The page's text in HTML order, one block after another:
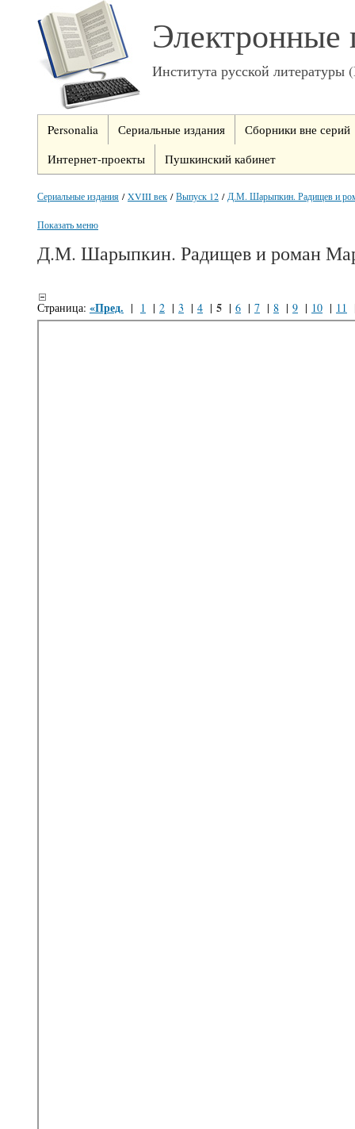
Электронные
Института русской
Personalia Сериальные издания
Сборники вне серий
Интернет-проекты
Пушкинский кабинет
Сериальные издания /XVIII век /Выпуск 12 / Д.М. Шарыпкин. Радищев и
Показать меню
Д.М. Шарыпкин. Радищев и роман
Страница: «Пред. | 1 | 2 | 3 | 4 | 5 | 6 | 7 | 8 | 9 | 10 | 11